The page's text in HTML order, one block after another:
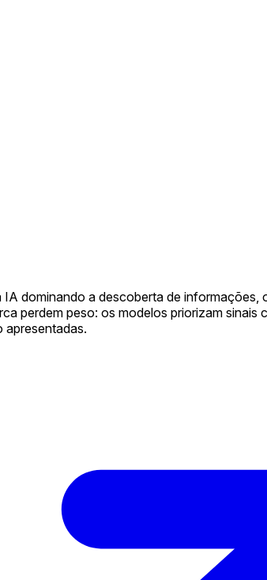
dominando a descoberta de
perdem peso: os modelos priorizam sinais
apresentadas.